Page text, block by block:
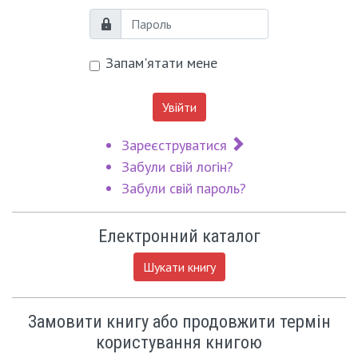
Пароль
Запам'ятати мене
Увійти
Зареєструватися
Забули свій логін?
Забули свій пароль?
Електронний каталог
Шукати книгу
Замовити книгу або продовжити термін
користування книгою